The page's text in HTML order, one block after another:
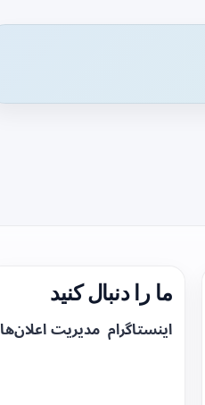
ما را دنبال کنید
اینستاگرام مدیریت اعلان‌ها